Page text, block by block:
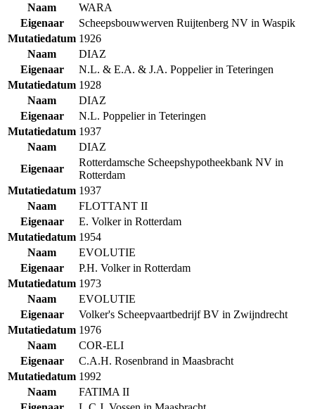
Naam
WARA
Eigenaar
Scheepsbouwwerven Ruijtenberg NV in Waspik
Mutatiedatum 1926
Naam
DIAZ
Eigenaar
N.L. & E.A. & J.A. Poppelier in Teteringen
Mutatiedatum 1928
Naam
DIAZ
Eigenaar
N.L. Poppelier in Teteringen
Mutatiedatum 1937
Naam
DIAZ
Eigenaar
Rotterdamsche Scheepshypotheekbank NV in
Rotterdam
Mutatiedatum 1937
Naam
FLOTTANT II
Eigenaar
E. Volker in Rotterdam
Mutatiedatum 1954
Naam
EVOLUTIE
Eigenaar
P.H. Volker in Rotterdam
Mutatiedatum 1973
Naam
EVOLUTIE
Eigenaar
Volker's Scheepvaartbedrijf BV in Zwijndrecht
Mutatiedatum 1976
Naam
COR-ELI
Eigenaar
C.A.H. Rosenbrand in Maasbracht
Mutatiedatum 1992
Naam
FATIMA II